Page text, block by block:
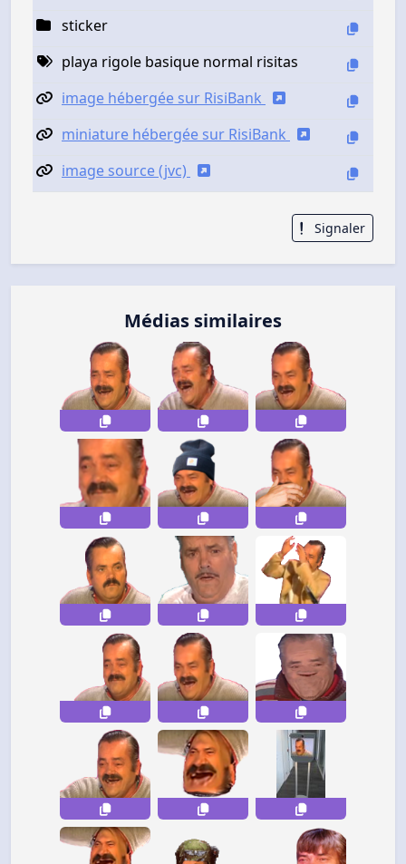
sticker
playa rigole basique normal risitas
image hébergée sur RisiBank
miniature hébergée sur RisiBank
image source (jvc)
Signaler
Médias similaires